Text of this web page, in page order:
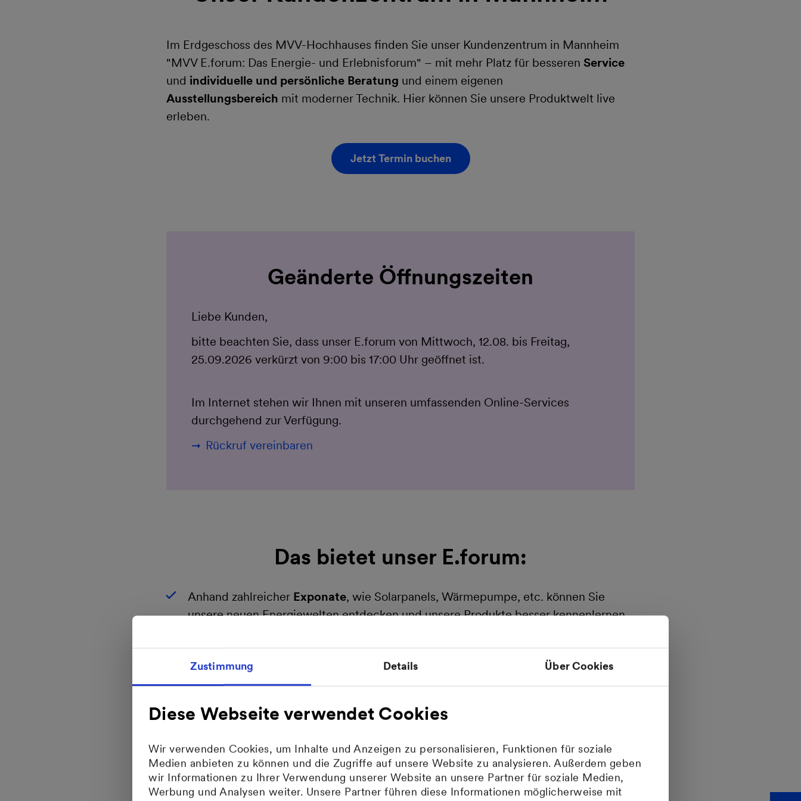
Zustimmung Details Über Cookies
Diese Webseite verwendet Cookies
Wir verwenden Cookies, um Inhalte und Anzeigen zu personalisieren, Funktionen für soziale
Medien anbieten zu können und die Zugriffe auf unsere Website zu analysieren. Außerdem geben
wir Informationen zu Ihrer Verwendung unserer Website an unsere Partner für soziale Medien,
Werbung und Analysen weiter. Unsere Partner führen diese Informationen möglicherweise mit
Im Erdgeschoss des MVV-Hochhauses finden Sie unser Kundenzentrum in Mannheim
"MVV E.forum: Das Energie- und Erlebnisforum" – mit mehr Platz für besseren Service
und individuelle und persönliche Beratung und einem eigenen
Ausstellungsbereich mit moderner Technik. Hier können Sie unsere Produktwelt live
erleben.
Jetzt Termin buchen
Geänderte Öffnungszeiten
Liebe Kunden,
bitte beachten Sie, dass unser E.forum von Mittwoch, 12.08. bis Freitag,
25.09.2026 verkürzt von 9:00 bis 17:00 Uhr geöffnet ist.
Im Internet stehen wir Ihnen mit unseren umfassenden Online-Services
durchgehend zur Verfügung.
Rückruf vereinbaren
Das bietet unser E.forum:
Anhand zahlreicher Exponate, wie Solarpanels, Wärmepumpe, etc. können Sie
unsere neuen Energiewelten entdecken und unsere Produkte besser kennenlernen
Lassen Sie sich von unserem Team in unserem Kundenzentrum anschaulich erklären,
ändern, Zählerstände eingeben und Abschläge anpassen.
Bei regelmäßigenVeranstaltungenstellen unsere Mitarbeiter unsere Lösungen vor
und bieten Ihnen Gelegenheit zum Austausch.